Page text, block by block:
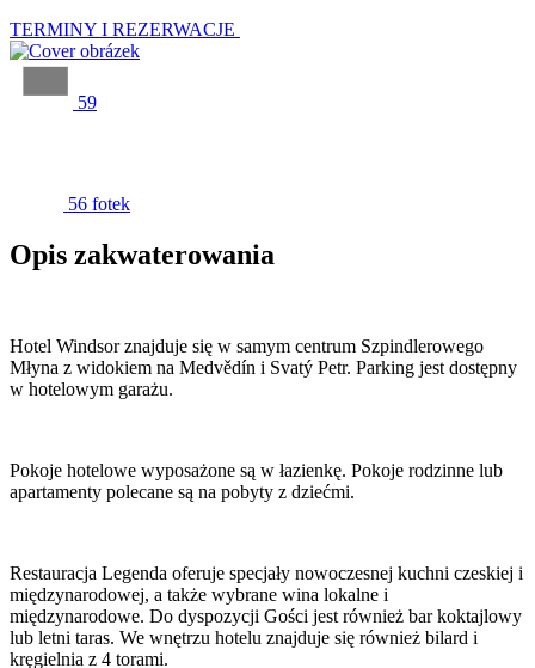
TERMINY I REZERWACJE
59
56 fotek
Opis zakwaterowania
Hotel Windsor znajduje się w samym centrum Szpindlerowego
Młyna z widokiem na Medvědín i Svatý Petr. Parking jest dostępny
w hotelowym garażu.
Pokoje hotelowe wyposażone są w łazienkę. Pokoje rodzinne lub
apartamenty polecane są na pobyty z dziećmi.
Restauracja Legenda oferuje specjały nowoczesnej kuchni czeskiej i
międzynarodowej, a także wybrane wina lokalne i
międzynarodowe. Do dyspozycji Gości jest również bar koktajlowy
lub letni taras. We wnętrzu hotelu znajduje się również bilard i
kręgielnia z 4 torami.